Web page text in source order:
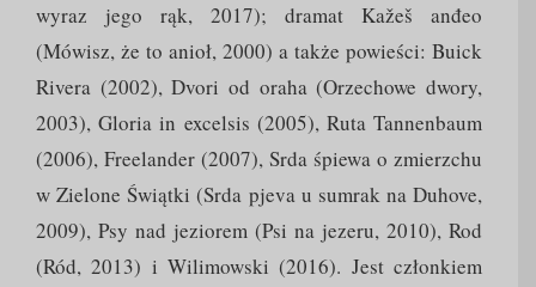
wyraz jego rąk, 2017); dramat Kažeš anđeo
(Mówisz, że to anioł, 2000) a także powieści: Buick
Rivera (2002), Dvori od oraha (Orzechowe dwory,
2003), Gloria in excelsis (2005), Ruta Tannenbaum
(2006), Freelander (2007), Srda śpiewa o zmierzchu
w Zielone Świątki (Srda pjeva u sumrak na Duhove,
2009), Psy nad jeziorem (Psi na jezeru, 2010), Rod
(Ród, 2013) i Wilimowski (2016). Jest członkiem